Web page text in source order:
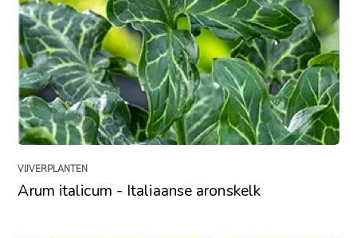
VIJVERPLANTEN
Arum italicum - Italiaanse aronskelk